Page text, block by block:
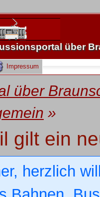
über
Impressum
über
»
gilt ein
herzlich